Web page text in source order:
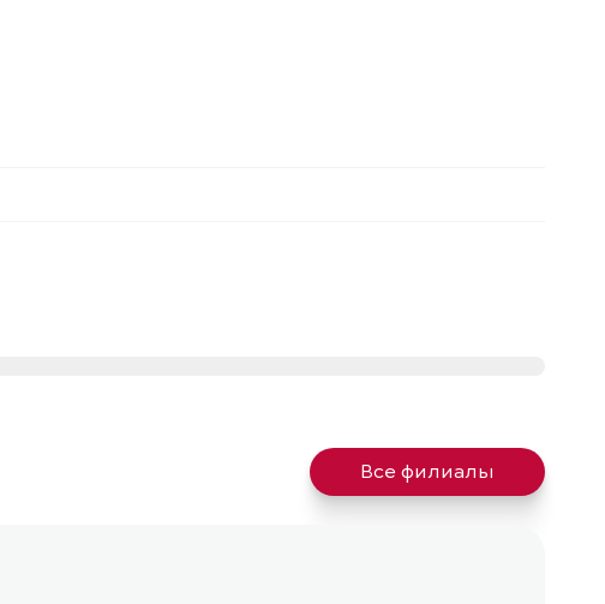
Все филиалы